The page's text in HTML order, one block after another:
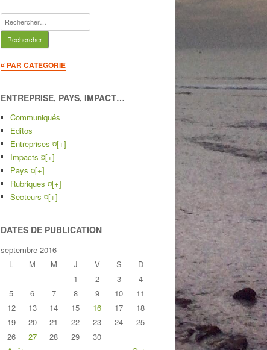
Rechercher :
¤ PAR CATEGORIE
ENTREPRISE, PAYS, IMPACT…
Communiqués
Editos
Entreprises ¤[+]
Impacts ¤[+]
Pays ¤[+]
Rubriques ¤[+]
Secteurs ¤[+]
DATES DE PUBLICATION
septembre 2016
L
M M J V S
D
1
2 3
4
5
6 7 8 9 10
11
12
13 14 15 16 17
18
19
20 21 22 23 24
25
26
27 28 29
30